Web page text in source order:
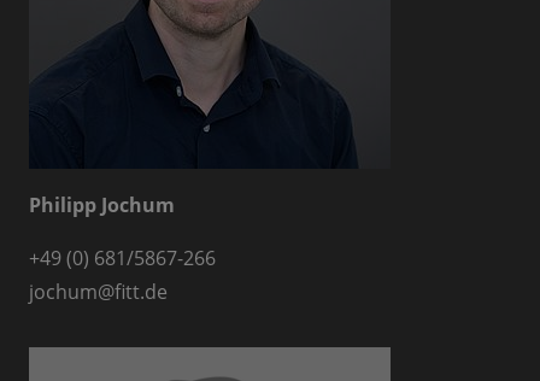
Philipp Jochum
+49 (0) 681/5867-266
jochum@fitt.de